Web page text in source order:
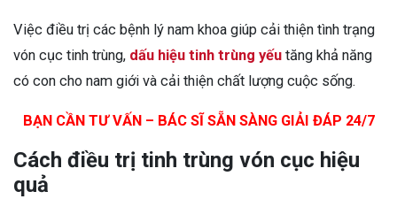
Việc điều trị các bệnh lý nam khoa giúp cải thiện tình trạng
vón cục tinh trùng, dấu hiệu tinh trùng yếu tăng khả năng
có con cho nam giới và cải thiện chất lượng cuộc sống.
BẠN CẦN TƯ VẤN – BÁC SĨ SẴN SÀNG GIẢI ĐÁP 24/7
Cách điều trị tinh trùng vón cục hiệu
quả